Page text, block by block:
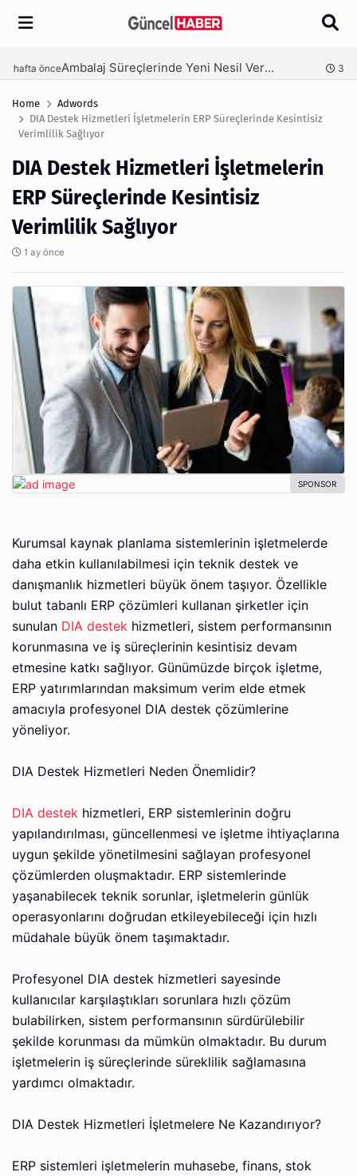
Arama
Ambalaj Süreçlerinde Yeni Nesil Verimliliği Olimpack ile Yakalayın 3 hafta önce
Home
Adwords
DIA Destek Hizmetleri İşletmelerin ERP Süreçlerinde Kesintisiz
Verimlilik Sağlıyor
DIA Destek Hizmetleri İşletmelerin
ERP Süreçlerinde Kesintisiz
Verimlilik Sağlıyor
1 ay önce
Kurumsal kaynak planlama sistemlerinin işletmelerde
daha etkin kullanılabilmesi için teknik destek ve
danışmanlık hizmetleri büyük önem taşıyor. Özellikle
bulut tabanlı ERP çözümleri kullanan şirketler için
sunulan DIA destek hizmetleri, sistem performansının
korunmasına ve iş süreçlerinin kesintisiz devam
etmesine katkı sağlıyor. Günümüzde birçok işletme,
ERP yatırımlarından maksimum verim elde etmek
amacıyla profesyonel DIA destek çözümlerine
yöneliyor.
DIA Destek Hizmetleri Neden Önemlidir?
DIA destek hizmetleri, ERP sistemlerinin doğru
yapılandırılması, güncellenmesi ve işletme ihtiyaçlarına
uygun şekilde yönetilmesini sağlayan profesyonel
çözümlerden oluşmaktadır. ERP sistemlerinde
yaşanabilecek teknik sorunlar, işletmelerin günlük
operasyonlarını doğrudan etkileyebileceği için hızlı
müdahale büyük önem taşımaktadır.
Profesyonel DIA destek hizmetleri sayesinde
kullanıcılar karşılaştıkları sorunlara hızlı çözüm
bulabilirken, sistem performansının sürdürülebilir
şekilde korunması da mümkün olmaktadır. Bu durum
işletmelerin iş süreçlerinde süreklilik sağlamasına
yardımcı olmaktadır.
DIA Destek Hizmetleri İşletmelere Ne Kazandırıyor?
ERP sistemleri işletmelerin muhasebe, finans, stok